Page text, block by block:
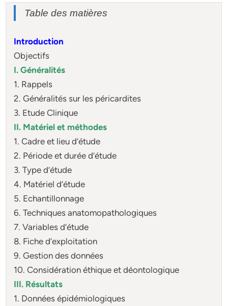
Table des matières
Introduction
Objectifs
I. Généralités
1. Rappels
2. Généralités sur les péricardites
3. Etude Clinique
II. Matériel et méthodes
1. Cadre et lieu d’étude
2. Période et durée d’étude
3. Type d’étude
4. Matériel d’étude
5. Echantillonnage
6. Techniques anatomopathologiques
7. Variables d’étude
8. Fiche d’exploitation
9. Gestion des données
10. Considération éthique et déontologique
III. Résultats
1. Données épidémiologiques